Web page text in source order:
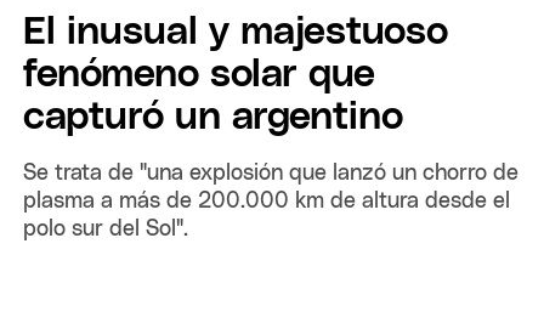
El inusual y majestuoso
fenómeno solar que
capturó un argentino
Se trata de "una explosión que lanzó un chorro de
plasma a más de 200.000 km de altura desde el
polo sur del Sol".